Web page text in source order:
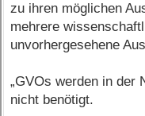
zu ihren möglichen
mehrere
unvorhergesehene
„GVOs werden in der
nicht benötigt.